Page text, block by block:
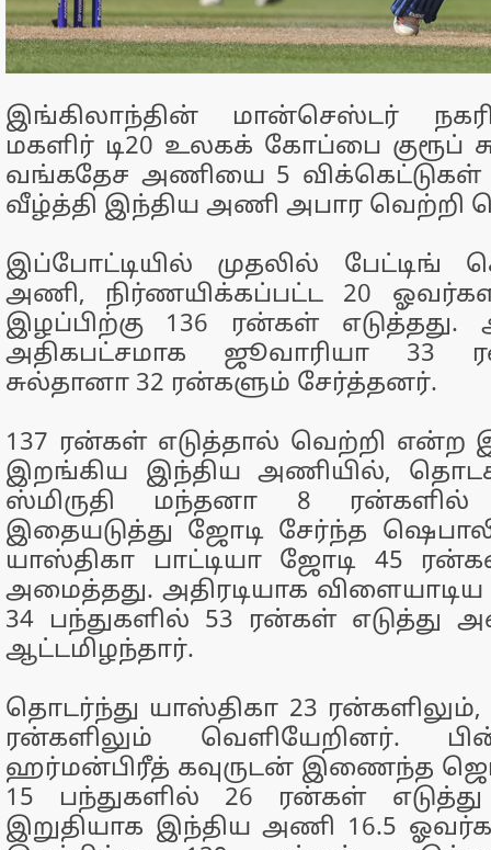
இங்கிலாந்தின் மான்செஸ்டர்
மகளிர் டி20 உலகக் கோப்பை குரூப்
வங்கதேச அணியை 5 விக்கெட்டுகள்
வீழ்த்தி இந்திய அணி அபார வெற்றி
இப்போட்டியில் முதலில் பேட்டிங்
அணி, நிர்ணயிக்கப்பட்ட 20
இழப்பிற்கு 136 ரன்கள்
அதிகபட்சமாக ஜூவாரியா 33
சுல்தானா 32 ரன்களும் சேர்த்தனர்.
137 ரன்கள் எடுத்தால் வெற்றி என்ற
இறங்கிய இந்திய அணியில்,
ஸ்மிருதி மந்தனா 8 ரன்களில்
இதையடுத்து ஜோடி சேர்ந்த
யாஸ்திகா பாட்டியா ஜோடி 45
அமைத்தது. அதிரடியாக
34 பந்துகளில் 53 ரன்கள் எடுத்து
ஆட்டமிழந்தார்.
தொடர்ந்து யாஸ்திகா 23
ரன்களிலும் வெளியேறினர்.
ஹர்மன்பிரீத் கவுருடன் இணைந்த
15 பந்துகளில் 26 ரன்கள் எடுத்து
இறுதியாக இந்திய அணி 16.5